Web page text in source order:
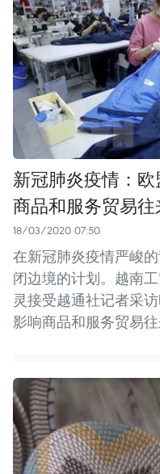
新冠肺炎疫情：
商品和服务贸易往
18/03/2020 07:50
在新冠肺炎疫情严峻
闭边境的计划。越南
灵接受越通社记者采
影响商品和服务贸易往